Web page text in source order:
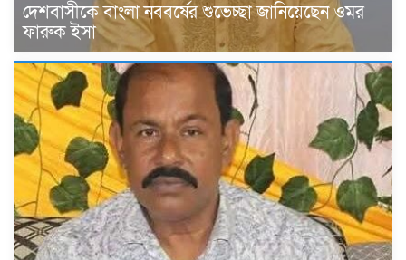
দেশবাসীকে বাংলা নববর্ষের শুভেচ্ছা জানিয়েছেন ওমর
ফারুক ইসা